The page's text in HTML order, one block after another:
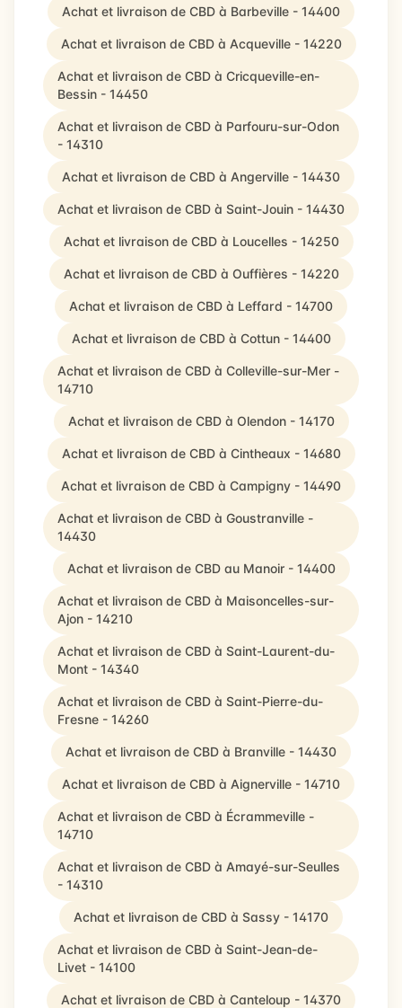
Achat et livraison de CBD à Barbeville - 14400
Achat et livraison de CBD à Acqueville - 14220
Achat et livraison de CBD à Cricqueville-en-
Bessin - 14450
Achat et livraison de CBD à Parfouru-sur-Odon
- 14310
Achat et livraison de CBD à Angerville - 14430
Achat et livraison de CBD à Saint-Jouin - 14430
Achat et livraison de CBD à Loucelles - 14250
Achat et livraison de CBD à Ouffières - 14220
Achat et livraison de CBD à Leffard - 14700
Achat et livraison de CBD à Cottun - 14400
Achat et livraison de CBD à Colleville-sur-Mer -
14710
Achat et livraison de CBD à Olendon - 14170
Achat et livraison de CBD à Cintheaux - 14680
Achat et livraison de CBD à Campigny - 14490
Achat et livraison de CBD à Goustranville -
14430
Achat et livraison de CBD au Manoir - 14400
Achat et livraison de CBD à Maisoncelles-sur-
Ajon - 14210
Achat et livraison de CBD à Saint-Laurent-du-
Mont - 14340
Achat et livraison de CBD à Saint-Pierre-du-
Fresne - 14260
Achat et livraison de CBD à Branville - 14430
Achat et livraison de CBD à Aignerville - 14710
Achat et livraison de CBD à Écrammeville -
14710
Achat et livraison de CBD à Amayé-sur-Seulles
- 14310
Achat et livraison de CBD à Sassy - 14170
Achat et livraison de CBD à Saint-Jean-de-
Livet - 14100
Achat et livraison de CBD à Canteloup - 14370